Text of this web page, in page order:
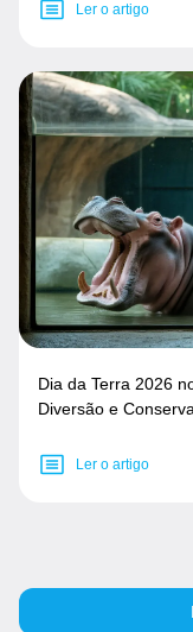
Ler o artigo
Dia da Terra 2026
Diversão e
Ler o artigo